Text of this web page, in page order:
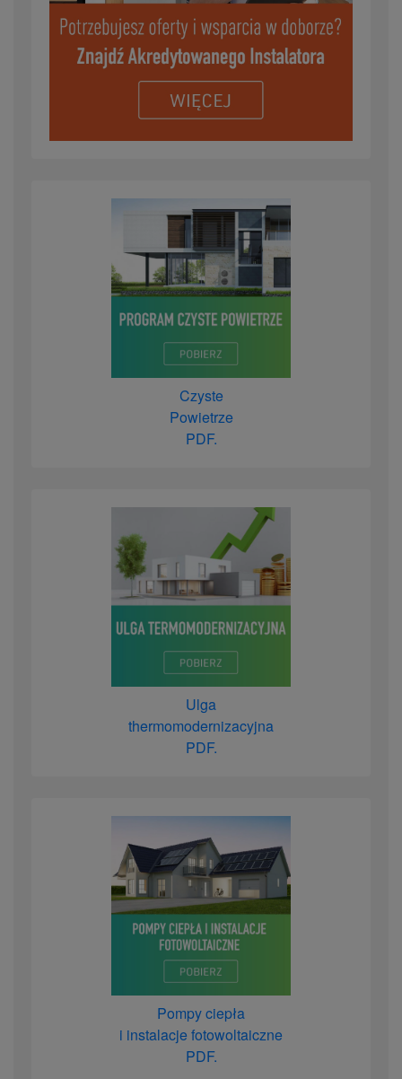
Czyste
Powietrze
PDF.
Ulga
thermomodernizacyjna
PDF.
Pompy ciepła
i instalacje fotowoltaiczne
PDF.